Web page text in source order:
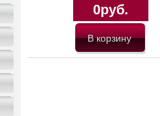
0руб.